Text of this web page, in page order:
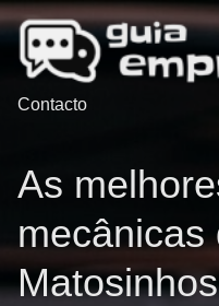
Contacto
As
mecânicas